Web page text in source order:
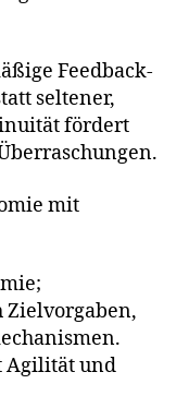
Feedback-
seltener,
fördert
mit
Zielvorgaben,
Agilität und